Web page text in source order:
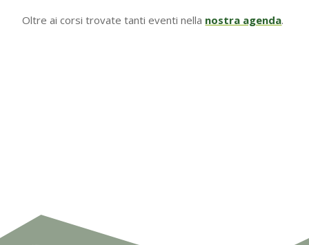
Oltre ai corsi trovate tanti eventi nella nostra agenda.